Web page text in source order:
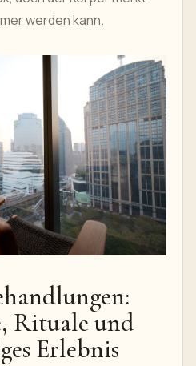
werden kann.
Rituale und
Erlebnis